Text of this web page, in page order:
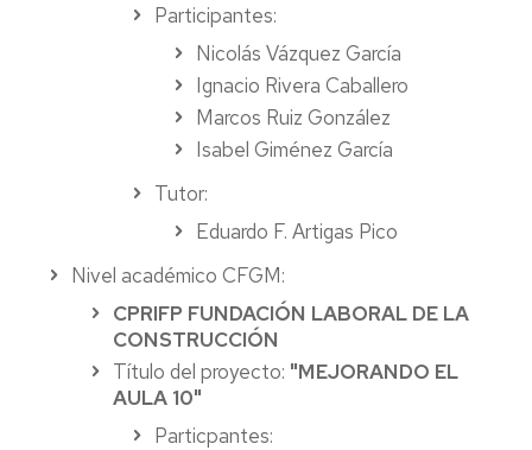
Participantes:
Nicolás Vázquez García
Ignacio Rivera Caballero
Marcos Ruiz González
Isabel Giménez García
Tutor:
Eduardo F. Artigas Pico
Nivel académico CFGM:
CPRIFP FUNDACIÓN LABORAL DE LA
CONSTRUCCIÓN
Título del proyecto: "MEJORANDO EL
AULA 10"
Particpantes: